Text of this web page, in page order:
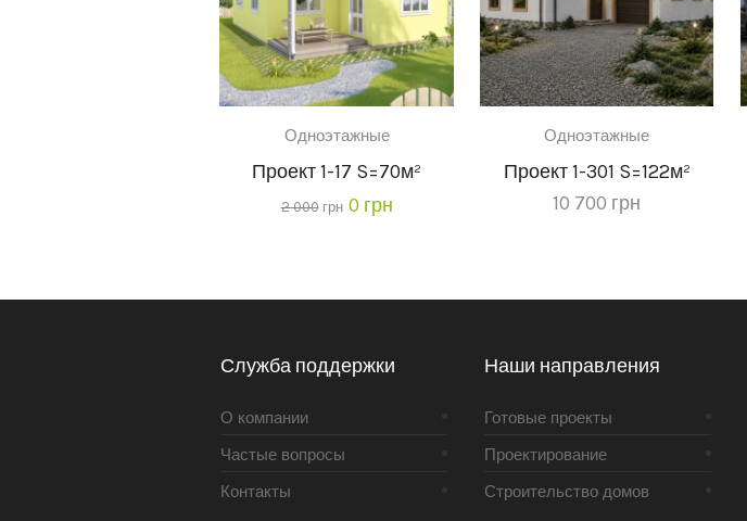
Одноэтажные
Проект 1-17 S=70м²
2 000 грн 0 грн
Одноэтажные
Проект 1-301 S=122м²
10 700 грн
Служба поддержки
О компании
Частые вопросы
Контакты
Наши направления
Готовые проекты
Проектирование
Строительство домов